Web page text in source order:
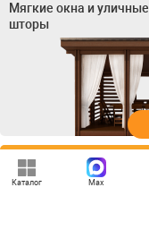
Мягкие окна и уличные
шторы
Смотреть все товары
Каталог Max